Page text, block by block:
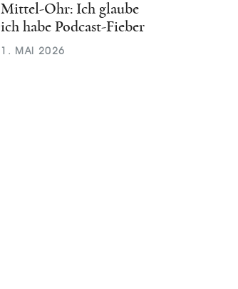
Mittel-Ohr: Ich glaube
ich habe Podcast-Fieber
1. MAI 2026